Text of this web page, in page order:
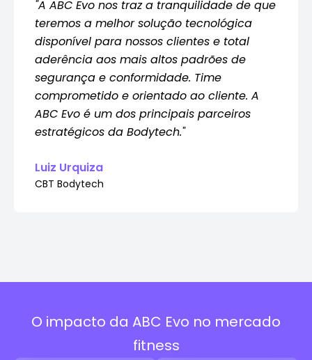
"A ABC Evo nos traz a tranquilidade de que
teremos a melhor solução tecnológica
disponível para nossos clientes e total
aderência aos mais altos padrões de
segurança e conformidade. Time
comprometido e orientado ao cliente. A
ABC Evo é um dos principais parceiros
estratégicos da Bodytech."
Luiz Urquiza
CBT Bodytech​​
O impacto da ABC Evo no mercado
fitness